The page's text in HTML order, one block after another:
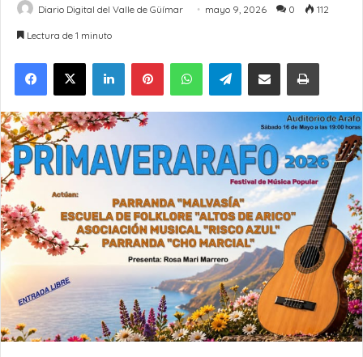
Diario Digital del Valle de Güímar mayo 9, 2026 0 112
Lectura de 1 minuto
LinkedInPinterestWhatsAppTelegramCompartir por Email Imprimir